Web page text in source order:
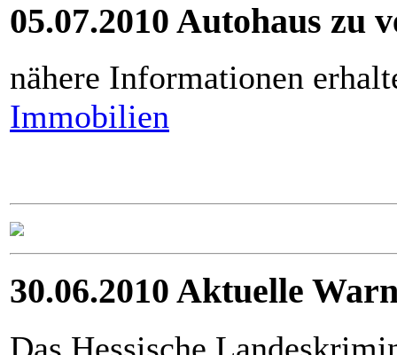
05.07.2010 Autohaus zu
nähere Informationen
Immobilien
30.06.2010 Aktuelle